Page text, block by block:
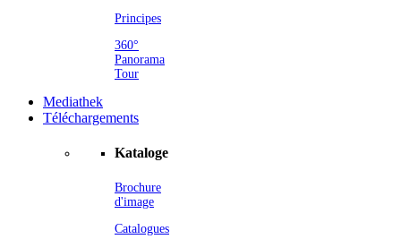
Principes
360°
Panorama
Tour
Mediathek
Téléchargements
Kataloge
Brochure
d'image
Catalogues